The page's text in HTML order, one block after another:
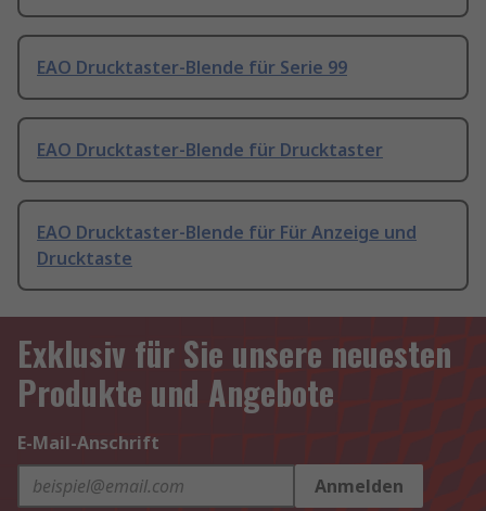
EAO Drucktaster-Blende für Serie 99
EAO Drucktaster-Blende für Drucktaster
EAO Drucktaster-Blende für Für Anzeige und
Drucktaste
Exklusiv für Sie unsere neuesten
Produkte und Angebote
E-Mail-Anschrift
Anmelden